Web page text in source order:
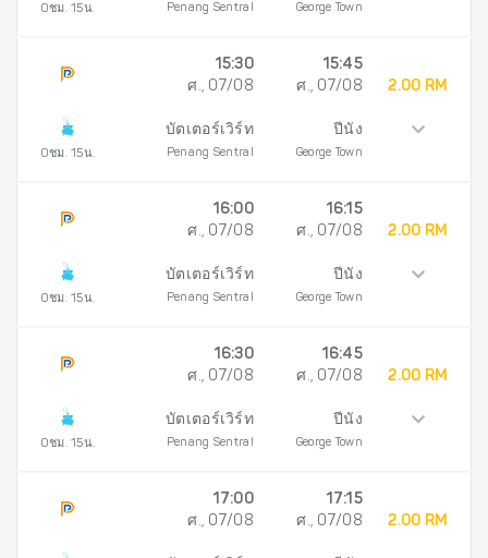
0ชม. 15น. Penang Sentral George Town
0ชม. 15น.
15:30
ศ., 07/08
บัตเตอร์เวิร์ท
Penang Sentral
15:45
ศ., 07/08
ปีนัง
George Town
2.00 RM
0ชม. 15น.
16:00
ศ., 07/08
บัตเตอร์เวิร์ท
Penang Sentral
16:15
ศ., 07/08
ปีนัง
George Town
2.00 RM
0ชม. 15น.
16:30
ศ., 07/08
บัตเตอร์เวิร์ท
Penang Sentral
16:45
ศ., 07/08
ปีนัง
George Town
2.00 RM
17:00
ศ., 07/08
17:15
ศ., 07/08
2.00 RM